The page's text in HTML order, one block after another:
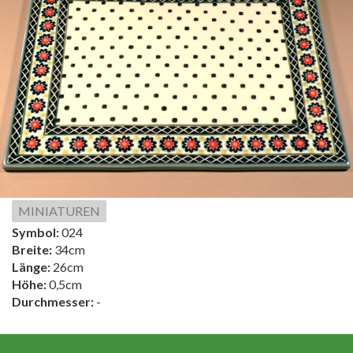
MINIATUREN
Symbol:024
Breite: 34cm
Länge: 26cm
Höhe:0,5cm
Durchmesser: -